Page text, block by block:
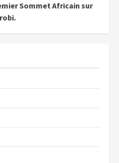
Sommet Africain sur